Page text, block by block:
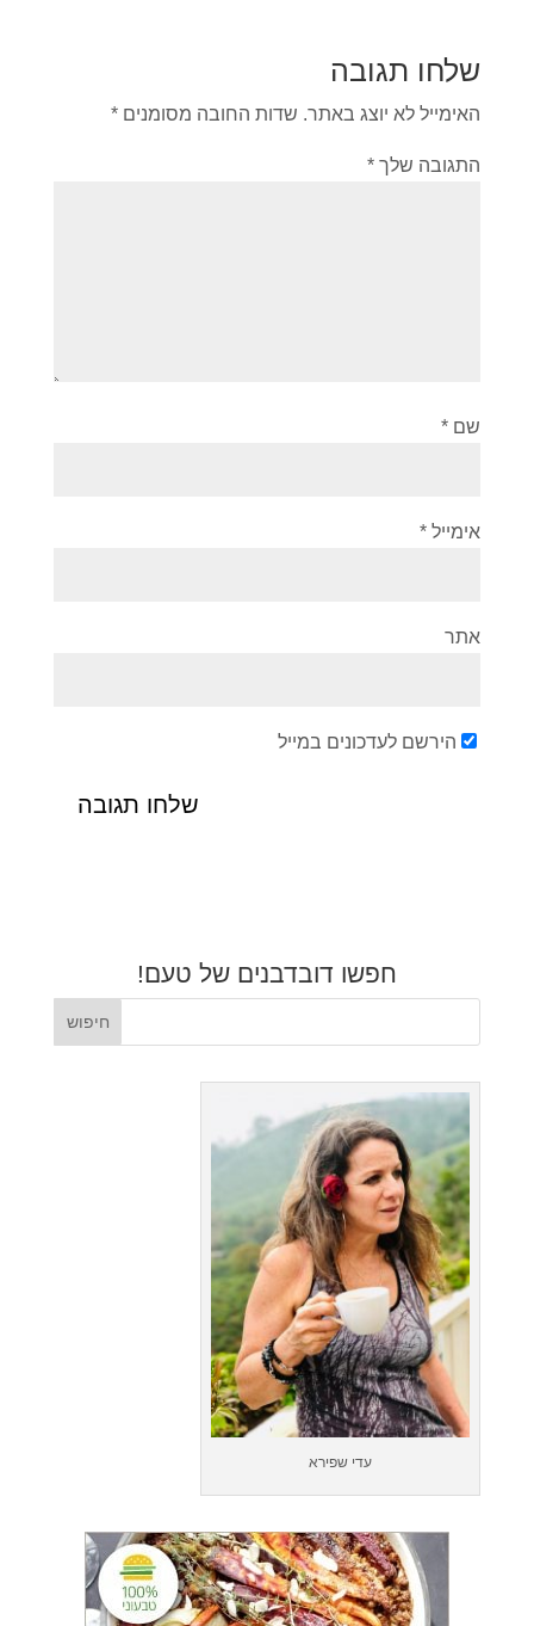
שלחו תגובה
האימייל לא יוצג באתר. שדות החובה מסומנים *
התגובה שלך *
שם *
אימייל *
אתר
הירשם לעדכונים במייל
חפשו דובדבנים של טעם!
עדי שפירא